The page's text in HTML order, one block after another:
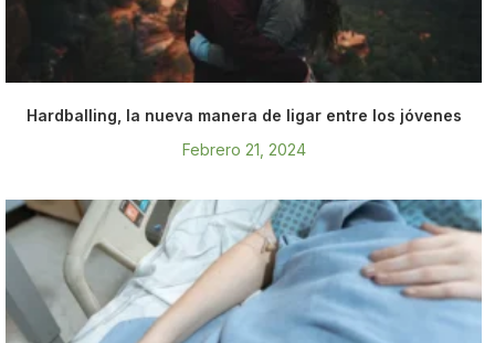
Hardballing, la nueva manera de ligar entre los jóvenes
Febrero 21, 2024